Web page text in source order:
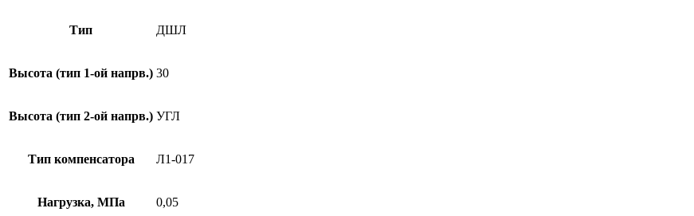
Тип ДШЛ
Высота (тип 1-ой напрв.) 30
Высота (тип 2-ой напрв.) УГЛ
Тип компенсатора Л1-017
Нагрузка, МПа 0,05